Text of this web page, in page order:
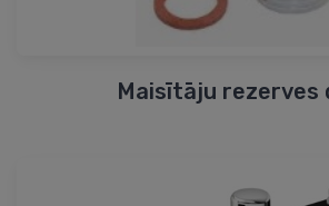
Maisītāju rezerves